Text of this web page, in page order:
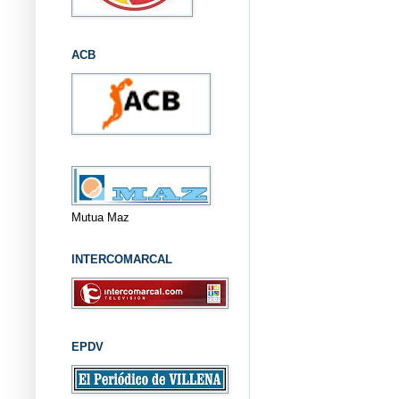
ACB
Mutua Maz
INTERCOMARCAL
EPDV